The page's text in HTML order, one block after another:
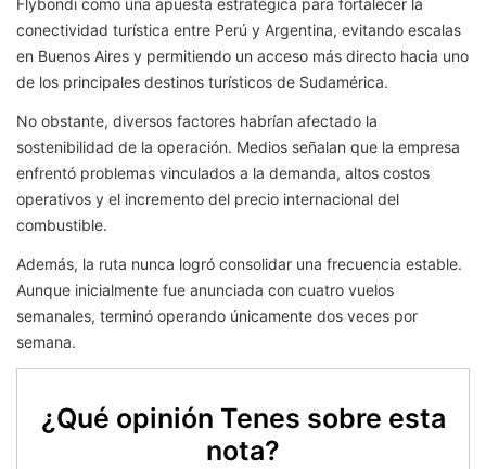
Flybondi como una apuesta estratégica para fortalecer la
conectividad turística entre Perú y Argentina, evitando escalas
en Buenos Aires y permitiendo un acceso más directo hacia uno
de los principales destinos turísticos de Sudamérica.
No obstante, diversos factores habrían afectado la
sostenibilidad de la operación. Medios señalan que la empresa
enfrentó problemas vinculados a la demanda, altos costos
operativos y el incremento del precio internacional del
combustible.
Además, la ruta nunca logró consolidar una frecuencia estable.
Aunque inicialmente fue anunciada con cuatro vuelos
semanales, terminó operando únicamente dos veces por
semana.
¿Qué opinión Tenes sobre esta
nota?